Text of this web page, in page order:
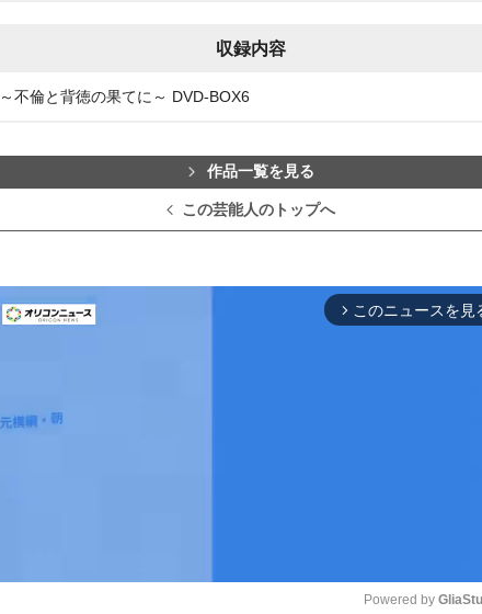
収録内容
不倫と背徳の果てに～ DVD-BOX6
作品一覧を見る
この芸能人のトップへ
arrow_forward_ios このニュースを見
Powered by